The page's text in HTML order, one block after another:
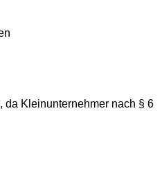
da Kleinunternehmer nach § 6